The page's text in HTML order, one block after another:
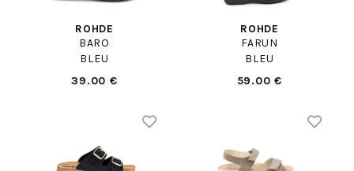
ROHDE
BARO
BLEU
39.00 €
ROHDE
FARUN
BLEU
59.00 €